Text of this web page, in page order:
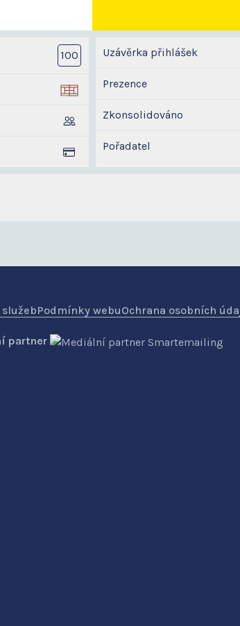
100 Uzávěrka přihlášek
Prezence
Zkonsolidováno
Pořadatel
Podmínky webuOchrana osobních
partner